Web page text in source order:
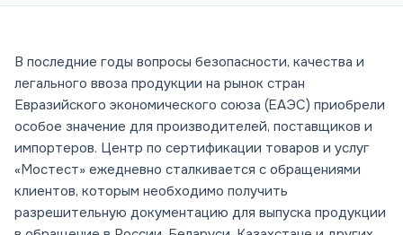
В последние годы вопросы безопасности, качества и
легального ввоза продукции на рынок стран
Евразийского экономического союза (ЕАЭС) приобрели
особое значение для производителей, поставщиков и
импортеров. Центр по сертификации товаров и услуг
«Мостест» ежедневно сталкивается с обращениями
клиентов, которым необходимо получить
разрешительную документацию для выпуска продукции